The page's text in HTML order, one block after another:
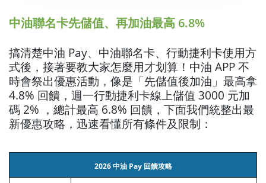
中油聯名卡先儲值、再加油最高 6.8%
搞清楚中油 Pay、中油聯名卡、行動捷利卡使用方
式後，接著要教大家怎麼用才划算！中油 APP 不
時會祭出優惠活動，像是「先儲值後加油」最高拿
4.8% 回饋，週一行動捷利卡線上儲值 3000 元加
碼 2% ，總計最高 6.8% 回饋，下面我們統整出最
新優惠攻略，迅速看懂所有條件及限制：
2026 中油 Pay 回饋攻略